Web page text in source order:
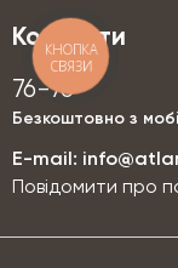
Контакти
76-76
Безкоштовно з
E-mail:
Повідомити про
КНОПКА
СВЯЗИ